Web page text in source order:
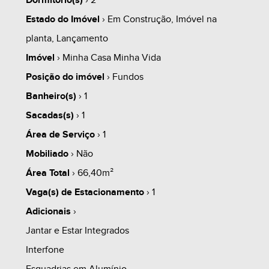
- VISTA PANORAMICA!
------------------------------------------------------------------------
-------------
1.0 - PROPOSTA 01 (EXEMPLO):
1.1 - ENTRADA À VISTA
1.2 - PREÇO ESPECIAL!!! CONSULTE-NOS!
------------------------------------------------------------------------
-------------
whats contate
share
Estado do Imóvel › Em Construção, Imóvel na
planta, Lançamento
Imóvel › Minha Casa Minha Vida
Posição do imóvel › Fundos
Banheiro(s) › 1
Sacadas(s) › 1
Área de Serviço› 1
Mobiliado› Não
Área Total › 66,40m²
Vaga(s) de Estacionamento› 1
Adicionais ›
Jantar e Estar Integrados
Interfone